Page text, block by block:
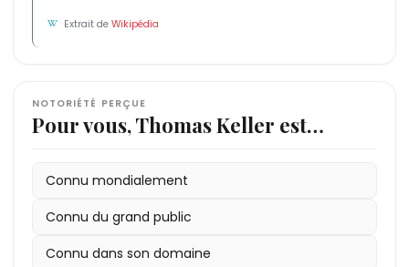
Extrait deWikipédia
NOTORIÉTÉ PERÇUE
Pour vous, Thomas Keller est…
Connu mondialement
Connu du grand public
Connu dans son domaine